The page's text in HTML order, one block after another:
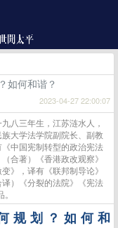
如何和谐？
2023-04-27 22:00:07
八三年生，江苏涟水人，
大学法学院副院长、副教
中国宪制转型的政治宪法
合著）《香港政改观察》
》，译有《联邦制导论》
译）《分裂的法院》《宪法
规划？如何和